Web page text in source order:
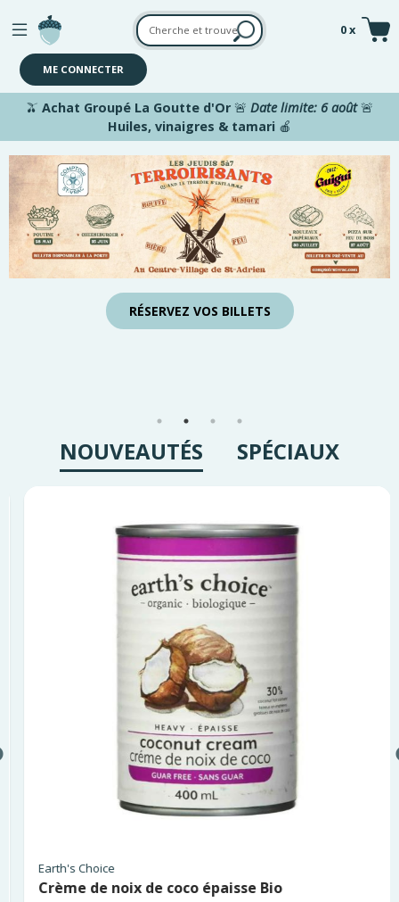
Aller au contenu principal
0 x
ME CONNECTER
🫒 Achat Groupé La Goutte d'Or 🚨 Date limite: 6 août🚨
Huiles, vinaigres & tamari 🍎
RÉSERVEZ VOS BILLETS
NOUVEAUTÉS SPÉCIAUX
Earth's Choice
Crème de noix de coco épaisse Bio